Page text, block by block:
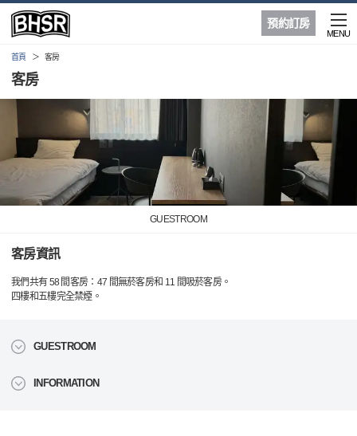
預約訂房
MENU
首頁 客房
客房
GUESTROOM
客房資訊
我們共有 58 間客房：47 間無菸客房和 11 間吸菸客房。
四樓和五樓完全禁煙。
GUESTROOM
INFORMATION